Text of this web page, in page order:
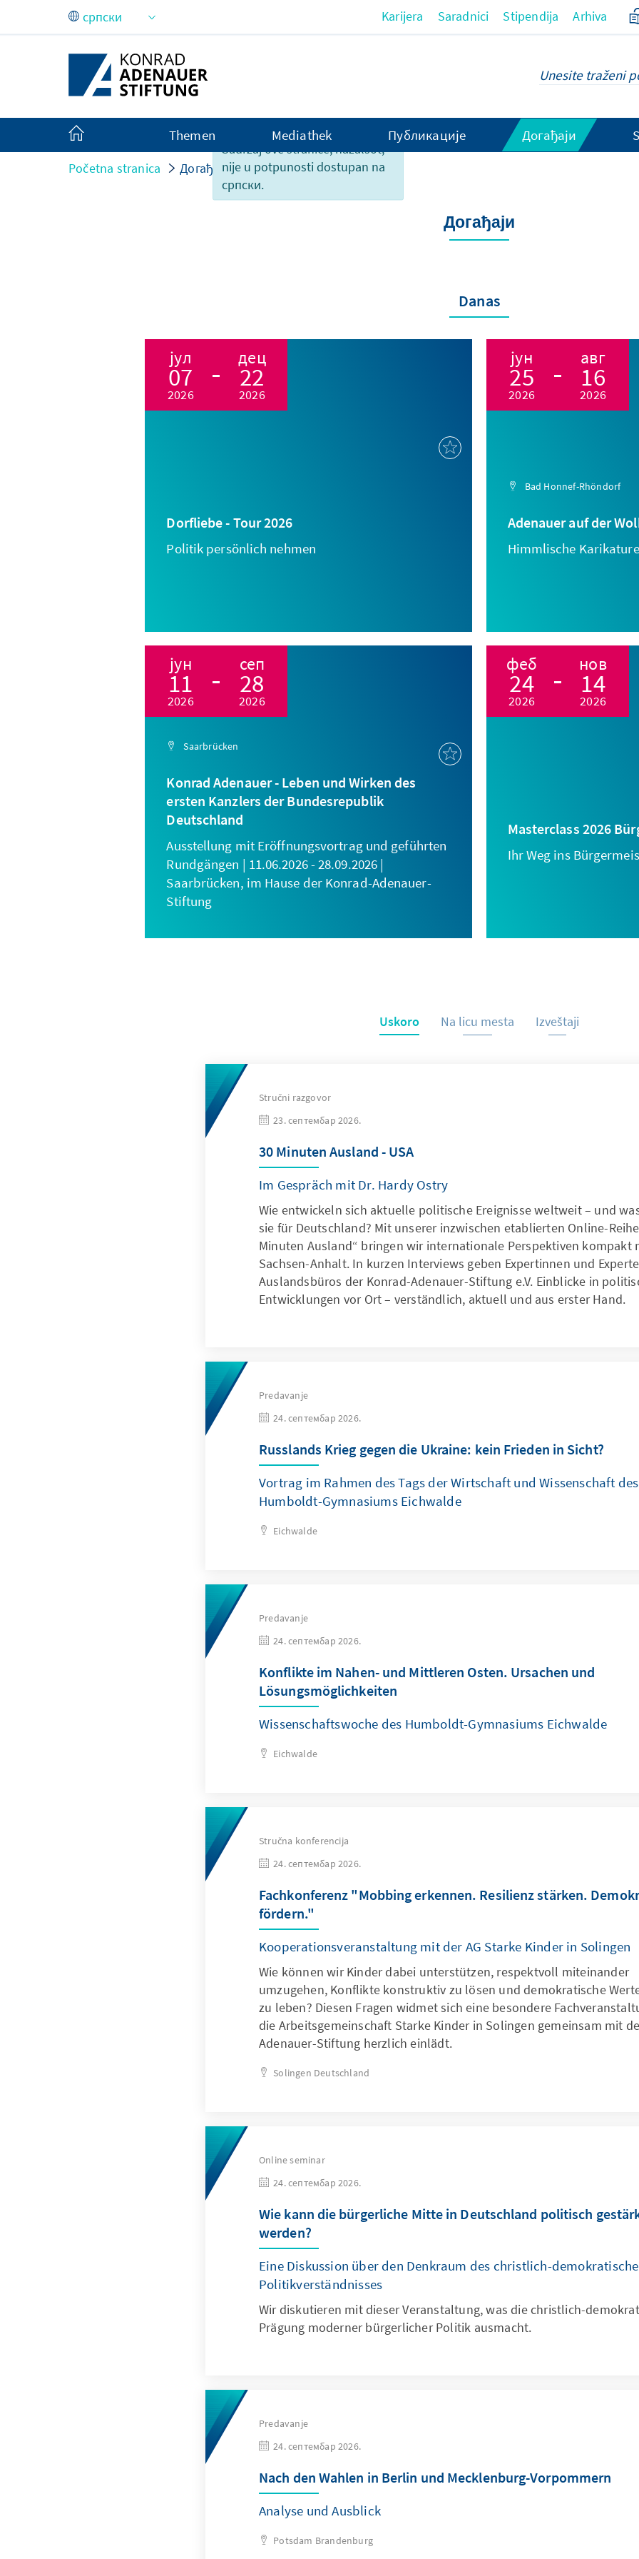
Skip to Main Content
Sadržaj ove stranice, nažalsot,
nije u potpunosti dostupan na
српски.
Karijera Saradnici Stipendija Arhiva
Themen Mediathek Публикације Догађаји
Početna stranica Догађаји
Догађаји
Danas
јул
07
2026
дец
22
2026
Dorfliebe - Tour 2026
Politik persönlich nehmen
јун
25
2026
авг
16
2026
Bad Honnef-Rhöndorf
Adenauer auf der
Himmlische
јун
11
2026
сеп
28
2026
Saarbrücken
Konrad Adenauer - Leben und Wirken des
ersten Kanzlers der Bundesrepublik
Deutschland
Ausstellung mit Eröffnungsvortrag und geführten
Rundgängen | 11.06.2026 - 28.09.2026 |
Saarbrücken, im Hause der Konrad-Adenauer-
Stiftung
феб
24
2026
нов
14
2026
Masterclass 2026
Ihr Weg ins
Uskoro Na licu mesta Izveštaji
Stručni razgovor
23. септембар 2026.
30 Minuten Ausland - USA
Im Gespräch mit Dr. Hardy Ostry
Wie entwickeln sich aktuelle politische Ereignisse weltweit – und
sie für Deutschland? Mit unserer inzwischen etablierten Online-
Minuten Ausland“ bringen wir internationale Perspektiven kompakt
Sachsen-Anhalt. In kurzen Interviews geben Expertinnen und
Auslandsbüros der Konrad-Adenauer-Stiftung e.V. Einblicke in
Entwicklungen vor Ort – verständlich, aktuell und aus erster Hand.
Predavanje
24. септембар 2026.
Russlands Krieg gegen die Ukraine: kein Frieden in Sicht?
Vortrag im Rahmen des Tags der Wirtschaft und Wissenschaft des
Humboldt-Gymnasiums Eichwalde
Eichwalde
Predavanje
24. септембар 2026.
Konflikte im Nahen- und Mittleren Osten. Ursachen und
Lösungsmöglichkeiten
Wissenschaftswoche des Humboldt-Gymnasiums Eichwalde
Eichwalde
Stručna konferencija
24. септембар 2026.
Fachkonferenz "Mobbing erkennen. Resilienz stärken.
fördern."
Kooperationsveranstaltung mit der AG Starke Kinder in Solingen
Wie können wir Kinder dabei unterstützen, respektvoll miteinander
umzugehen, Konflikte konstruktiv zu lösen und demokratische
zu leben? Diesen Fragen widmet sich eine besondere
die Arbeitsgemeinschaft Starke Kinder in Solingen gemeinsam mit
Adenauer-Stiftung herzlich einlädt.
Solingen Deutschland
Online seminar
24. септембар 2026.
Wie kann die bürgerliche Mitte in Deutschland politisch
werden?
Eine Diskussion über den Denkraum des christlich-
Politikverständnisses
Wir diskutieren mit dieser Veranstaltung, was die christlich-
Prägung moderner bürgerlicher Politik ausmacht.
Predavanje
24. септембар 2026.
Nach den Wahlen in Berlin und Mecklenburg-Vorpommern
Analyse und Ausblick
Potsdam Brandenburg